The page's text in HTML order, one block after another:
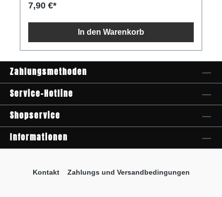
7,90 €*
In den Warenkorb
Zahlungsmethoden
Service-Hotline
Shopservice
Informationen
Kontakt Zahlungs und Versandbedingungen